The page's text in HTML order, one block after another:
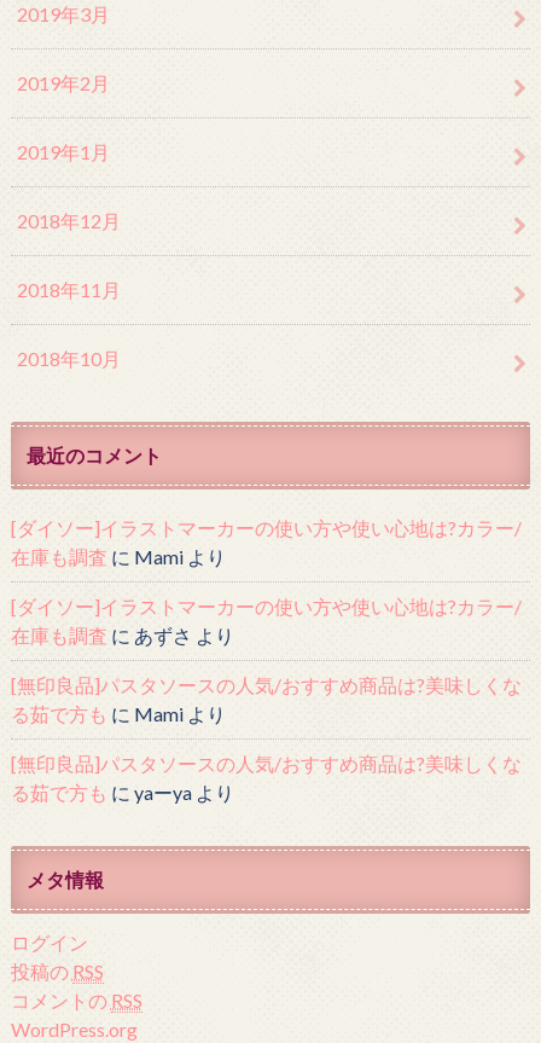
2019年3月
2019年2月
2019年1月
2018年12月
2018年11月
2018年10月
最近のコメント
[ダイソー]イラストマーカーの使い方や使い心地は?カラー/
在庫も調査 に Mamiより
[ダイソー]イラストマーカーの使い方や使い心地は?カラー/
在庫も調査 に あずさ より
[無印良品]パスタソースの人気/おすすめ商品は?美味しくな
る茹で方も に Mamiより
[無印良品]パスタソースの人気/おすすめ商品は?美味しくな
る茹で方も に yaーyaより
メタ情報
ログイン
投稿の RSS
コメントの RSS
WordPress.org